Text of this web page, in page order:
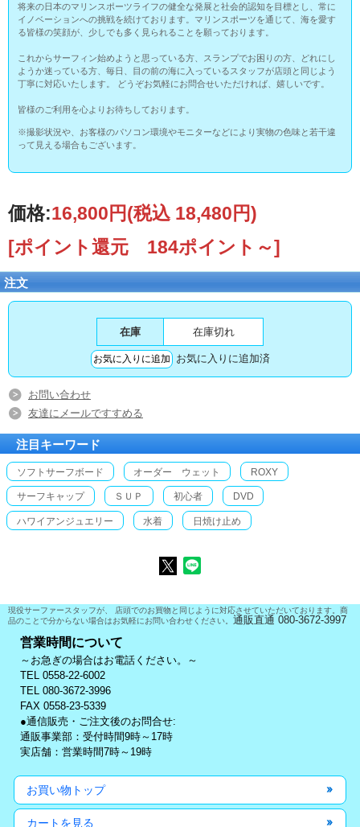
将来の日本のマリンスポーツライフの健全な発展と社会的認知を目標とし、常に
イノベーションへの挑戦を続けております。マリンスポーツを通じて、海を愛す
る皆様の笑顔が、少しでも多く見られることを願っております。
これからサーフィン始めようと思っている方、スランプでお困りの方、どれにし
ようか迷っている方、毎日、目の前の海に入っているスタッフが店頭と同じよう
丁寧に対応いたします。 どうぞお気軽にお問合せいただければ、嬉しいです。
皆様のご利用を心よりお待ちしております。
※撮影状況や、お客様のパソコン環境やモニターなどにより実物の色味と若干違
って見える場合もございます。
価格:16,800円(税込 18,480円)
[ポイント還元 184ポイント～]
注文
在庫 在庫切れ
お気に入りに追加済
お問い合わせ
友達にメールですすめる
注目キーワード
ソフトサーフボード オーダー ウェット ROXY
サーフキャップ ＳＵＰ 初心者 DVD
ハワイアンジュエリー 水着 日焼け止め
現役サーファースタッフが、 店頭でのお買物と同じように対応させていただいております。商
品のことで分からない場合はお気軽にお問い合わせください。 通販直通 080-3672-3997
営業時間について
～お急ぎの場合はお電話ください。～
TEL 0558-22-6002
TEL 080-3672-3996
FAX 0558-23-5339
●通信販売・ご注文後のお問合せ:
通販事業部：受付時間9時～17時
実店舗：営業時間7時～19時
お買い物トップ
カートを見る